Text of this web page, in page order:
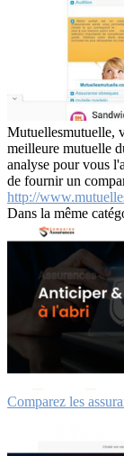
Mutuellesmutuelle,
meilleure mutuelle
analyse pour vous
de fournir un
http://
Dans la même
Comparez les